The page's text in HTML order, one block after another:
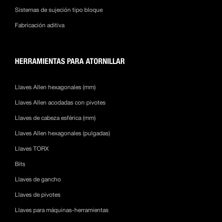
Sistemas de sujeción tipo bloque
Fabricación aditiva
HERRAMIENTAS PARA ATORNILLAR
Llaves Allen hexagonales (mm)
Llaves Allen acodadas con pivotes
Llaves de cabeza esférica (mm)
Llaves Allen hexagonales (pulgadas)
Llaves TORX
Bits
Llaves de gancho
Llaves de pivotes
Llaves para máquinas-herramientas